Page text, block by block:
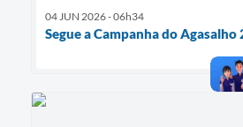
04 JUN 2026 - 06h34
Segue a Campanha do Agasalho